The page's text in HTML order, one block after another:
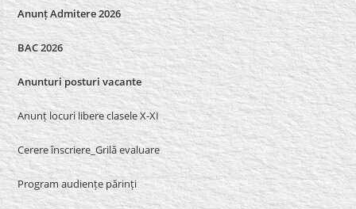
Anunț Admitere 2026
BAC 2026
Anunturi posturi vacante
Anunț locuri libere clasele X-XI
Cerere înscriere_Grilă evaluare
Program audiențe părinți